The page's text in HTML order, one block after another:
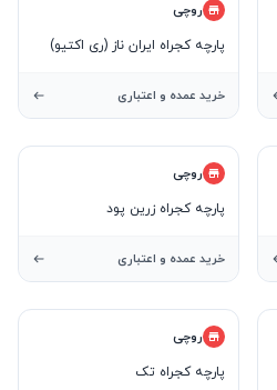
روچی
پارچه کجراه ایران ناز (ری اکتیو)
خرید عمده و اعتباری
روچی
پارچه کجراه زرین پود
خرید عمده و اعتباری
روچی
پارچه کجراه تک